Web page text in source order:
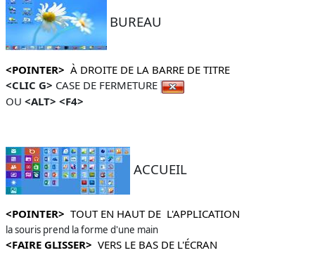
BUREAU
<POINTER> À DROITE DE LA BARRE DE TITRE
<CLIC G> CASE DE FERMETURE
OU <ALT> <F4>
ACCUEIL
<POINTER> TOUT EN HAUT DE L'APPLICATION
la souris prend la forme d'une main
<FAIRE GLISSER> VERS LE BAS DE L'ÉCRAN